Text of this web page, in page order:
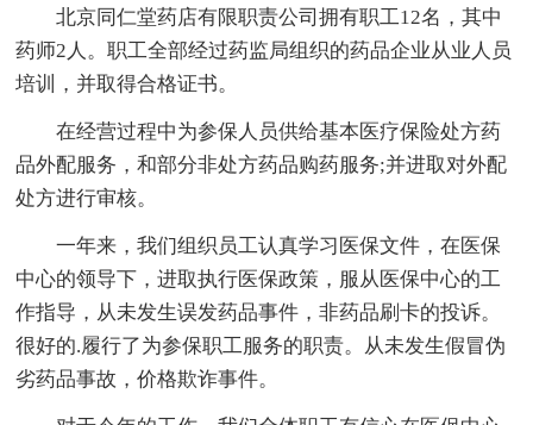
北京同仁堂药店有限职责公司拥有职工12名，其中
药师2人。职工全部经过药监局组织的药品企业从业人员
培训，并取得合格证书。
在经营过程中为参保人员供给基本医疗保险处方药
品外配服务，和部分非处方药品购药服务;并进取对外配
处方进行审核。
一年来，我们组织员工认真学习医保文件，在医保
中心的领导下，进取执行医保政策，服从医保中心的工
作指导，从未发生误发药品事件，非药品刷卡的投诉。
很好的.履行了为参保职工服务的职责。从未发生假冒伪
劣药品事故，价格欺诈事件。